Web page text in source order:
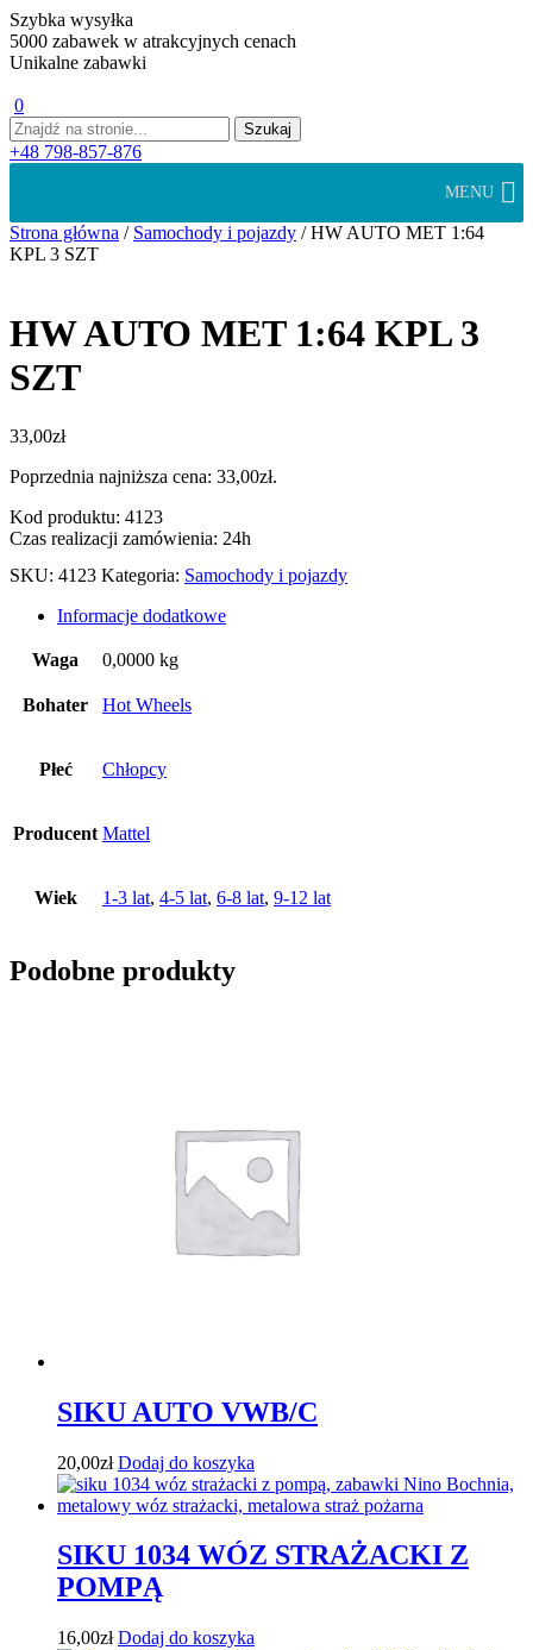
Szybka wysyłka
5000 zabawek w atrakcyjnych cenach
Unikalne zabawki
0
+48 798-857-876
MENU
Strona główna / Samochody i pojazdy / HW AUTO MET 1:64
KPL 3 SZT
HW AUTO MET 1:64 KPL 3
SZT
33,00zł
Poprzednia najniższa cena: 33,00zł.
Kod produktu: 4123
Czas realizacji zamówienia: 24h
SKU: 4123 Kategoria: Samochody i pojazdy
Informacje dodatkowe
Waga 0,0000 kg
Bohater Hot Wheels
Płeć Chłopcy
Producent Mattel
Wiek 1-3 lat, 4-5 lat, 6-8 lat, 9-12 lat
Podobne produkty
SIKU AUTO VWB/C
20,00zł Dodaj do koszyka
SIKU 1034 WÓZ STRAŻACKI Z
POMPĄ
16,00zł Dodaj do koszyka